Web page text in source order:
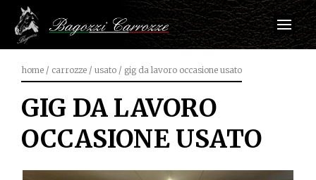
home / carrozze / usato / gig da lavoro occasione usato
GIG DA LAVORO
OCCASIONE USATO